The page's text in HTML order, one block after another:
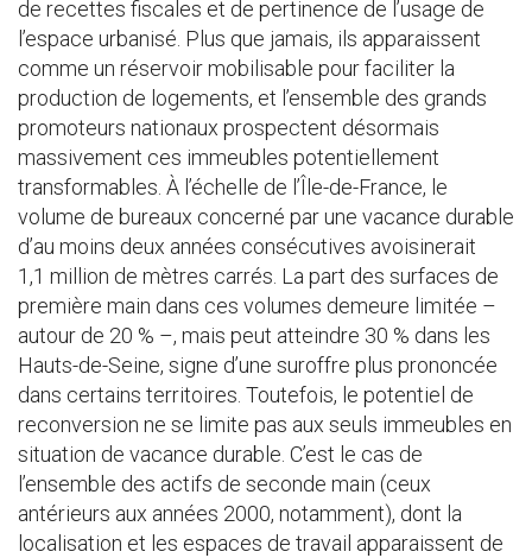
de recettes fiscales et de pertinence de l’usage de
l’espace urbanisé. Plus que jamais, ils apparaissent
comme un réservoir mobilisable pour faciliter la
production de logements, et l’ensemble des grands
promoteurs nationaux prospectent désormais
massivement ces immeubles potentiellement
transformables. À l’échelle de l’Île-de-France, le
volume de bureaux concerné par une vacance durable
d’au moins deux années consécutives avoisinerait
1,1 million de mètres carrés. La part des surfaces de
première main dans ces volumes demeure limitée –
autour de 20 % –, mais peut atteindre 30 % dans les
Hauts-de-Seine, signe d’une suroffre plus prononcée
dans certains territoires. Toutefois, le potentiel de
reconversion ne se limite pas aux seuls immeubles en
situation de vacance durable. C’est le cas de
l’ensemble des actifs de seconde main (ceux
antérieurs aux années 2000, notamment), dont la
localisation et les espaces de travail apparaissent de